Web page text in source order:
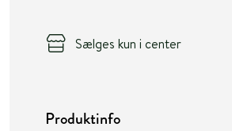
Sælges kun i center
Produktinfo